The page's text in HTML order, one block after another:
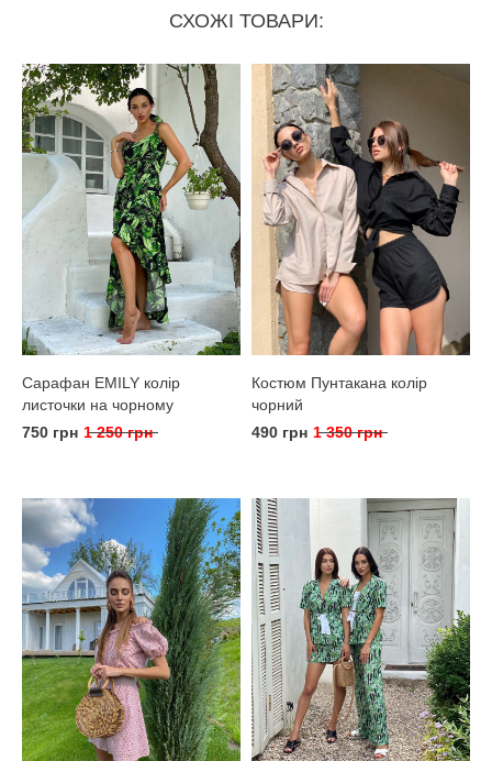
СХОЖІ ТОВАРИ:
Сарафан EMILY колір
листочки на чорному
750 грн 1 250 грн
Костюм Пунтакана колір
чорний
490 грн 1 350 грн